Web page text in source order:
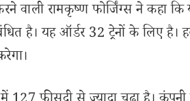
वाली रामकृष्ण फोर्जिंग्स ने कहा
है। यह ऑर्डर 32 ट्रेनों के लिए है।